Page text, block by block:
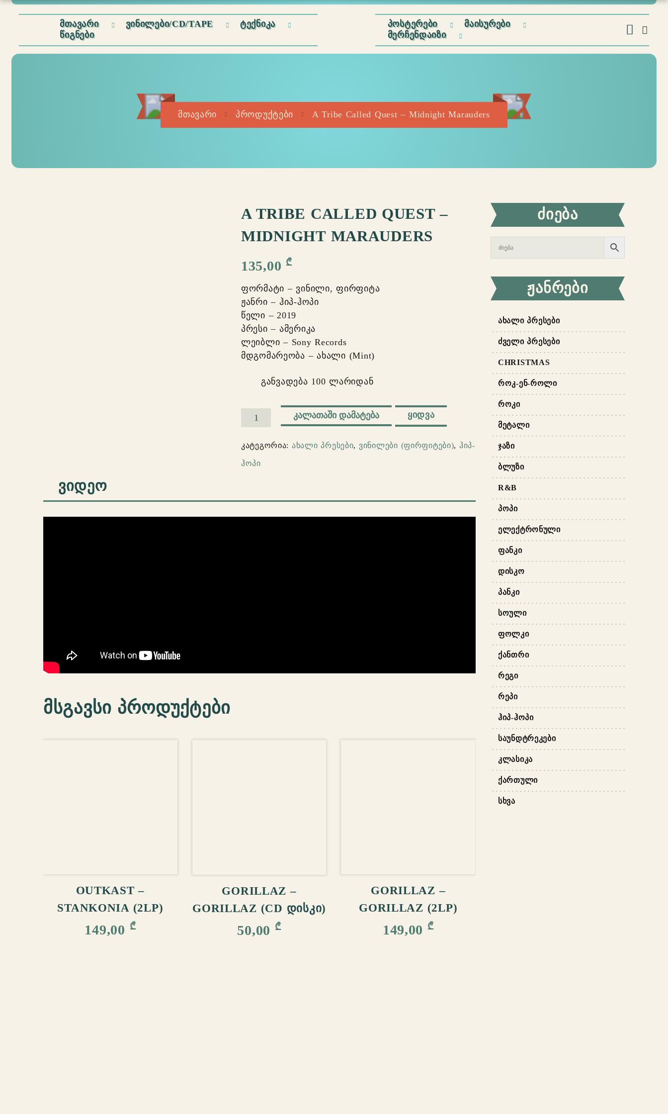
ᲛᲗᲐᲕᲐᲠᲘ ᲕᲘᲜᲘᲚᲔᲑᲘ/CD/TAPE
ᲢᲔᲥᲜᲘᲙᲐ
ᲬᲘᲒᲜᲔᲑᲘ
ᲞᲝᲡᲢᲔᲠᲔᲑᲘ
ᲛᲐᲘᲡᲣᲠᲔᲑᲘ
ᲛᲔᲠᲩᲔᲜᲓᲐᲘᲖᲘ
მთავარი პროდუქტები A Tribe Called Quest – Midnight Marauders
ᲫᲘᲔᲑᲐ
ᲟᲐᲜᲠᲔᲑᲘ
ᲐᲮᲐᲚᲘ ᲞᲠᲔᲡᲔᲑᲘ
ᲫᲕᲔᲚᲘ ᲞᲠᲔᲡᲔᲑᲘ
CHRISTMAS
ᲠᲝᲙ-ᲔᲜ-ᲠᲝᲚᲘ
ᲠᲝᲙᲘ
ᲛᲔᲢᲐᲚᲘ
ᲯᲐᲖᲘ
ᲑᲚᲣᲖᲘ
R&B
ᲞᲝᲞᲘ
ᲔᲚᲔᲥᲢᲠᲝᲜᲣᲚᲘ
ᲤᲐᲜᲙᲘ
ᲓᲘᲡᲙᲝ
ᲞᲐᲜᲙᲘ
ᲡᲝᲣᲚᲘ
ᲤᲝᲚᲙᲘ
ᲥᲐᲜᲗᲠᲘ
ᲠᲔᲒᲘ
ᲠᲔᲞᲘ
ᲰᲘᲞ-ᲰᲝᲞᲘ
ᲡᲐᲣᲜᲓᲢᲠᲔᲙᲔᲑᲘ
ᲙᲚᲐᲡᲘᲙᲐ
ᲥᲐᲠᲗᲣᲚᲘ
ᲡᲮᲕᲐ
A TRIBE CALLED QUEST –
MIDNIGHT MARAUDERS
135,00 ₾
ფორმატი – ვინილი, ფირფიტა
ჟანრი – ჰიპ-ჰოპი
წელი – 2019
პრესი – ამერიკა
ლეიბლი – Sony Records
მდგომარეობა – ახალი (Mint)
განვადება 100 ლარიდან
რაოდენობა:
Tribe
ᲙᲐᲚᲐᲗᲐᲨᲘ ᲓᲐᲛᲐᲢᲔᲑᲐ ᲧᲘᲓᲕᲐ
კატეგორია: ახალი პრესები, ვინილები (ფირფიტები), ჰიპ-
ჰოპი
ᲕᲘᲓᲔᲝ
მსგავსი პროდუქტები
OUTKAST –
STANKONIA (2LP)
149,00 ₾
GORILLAZ –
GORILLAZ (CD ᲓᲘᲡᲙᲘ)
50,00 ₾
GORILLAZ –
GORILLAZ (2LP)
149,00 ₾